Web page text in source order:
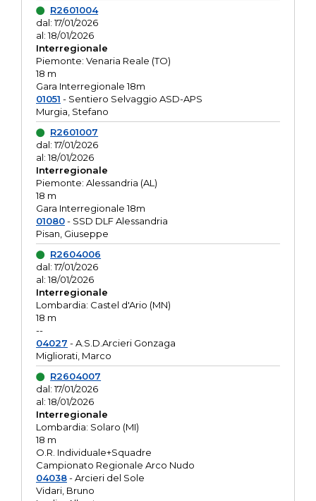
R2601004
dal: 17/01/2026
al: 18/01/2026
Interregionale
Piemonte: Venaria Reale (TO)
18 m
Gara Interregionale 18m
01051 - Sentiero Selvaggio ASD-APS
Murgia, Stefano
R2601007
dal: 17/01/2026
al: 18/01/2026
Interregionale
Piemonte: Alessandria (AL)
18 m
Gara Interregionale 18m
01080- SSD DLF Alessandria
Pisan, Giuseppe
R2604006
dal: 17/01/2026
al: 18/01/2026
Interregionale
Lombardia: Castel d'Ario (MN)
18 m
--
04027 - A.S.D.Arcieri Gonzaga
Migliorati, Marco
R2604007
dal: 17/01/2026
al: 18/01/2026
Interregionale
Lombardia: Solaro (MI)
18 m
O.R. Individuale+Squadre
Campionato Regionale Arco Nudo
04038- Arcieri del Sole
Vidari, Bruno